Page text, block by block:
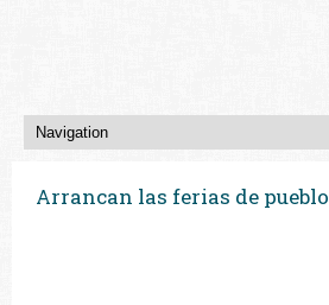
Arrancan las ferias de pueblo